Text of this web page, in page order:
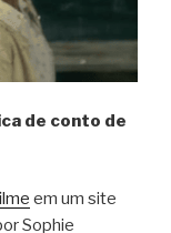
de conto de
em um site
Sophie